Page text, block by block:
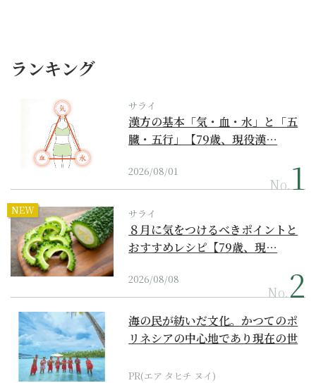
ランキング
サライ
漢方の基本「気・血・水」と「五
臓・五行」【79歳、現役漢…
2026/08/01
No.
NEW サライ
８月に気をつけるべきポイントと
おすすめレシピ【79歳、現…
2026/08/08
No.
海の民が紡いだ文化。かつてのポ
リネシアの中心地であり現在の世
PR(エア タヒチ ヌイ)